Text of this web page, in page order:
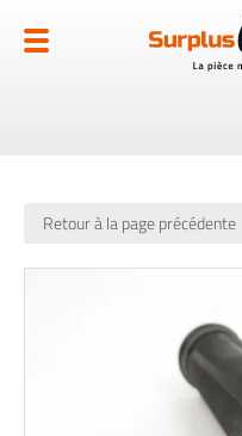
au
contenu
Retour à la page précédente